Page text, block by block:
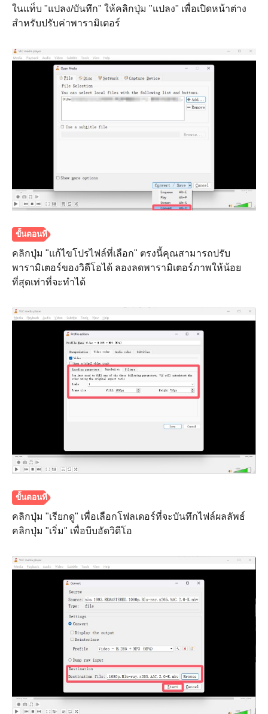
1.
ขั้นตอนที่
ในแท็บ "แปลง/บันทึก" ให้คลิกปุ่ม "แปลง" เพื่อเปิดหน้าต่าง
สำหรับปรับค่าพารามิเตอร์
คลิกปุ่ม "แก้ไขโปรไฟล์ที่เลือก" ตรงนี้คุณสามารถปรับ
พารามิเตอร์ของวิดีโอได้ ลองลดพารามิเตอร์ภาพให้น้อย
ที่สุดเท่าที่จะทำได้
คลิกปุ่ม "เรียกดู" เพื่อเลือกโฟลเดอร์ที่จะบันทึกไฟล์ผลลัพธ์
คลิกปุ่ม "เริ่ม" เพื่อบีบอัดวิดีโอ